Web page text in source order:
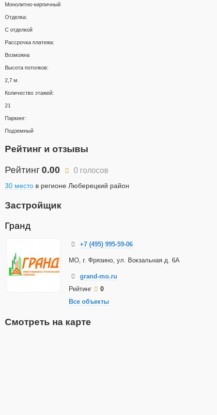
Монолитно-кирпичный
Отделка:
С отделкой
Рассрочка платежа:
Возможна
Высота потолков:
2,7 м.
Количество этажей:
21
Паркинг:
Подземный
Рейтинг и отзывы
Рейтинг0.00 0 голосов
30 место в регионе Люберецкий район
Застройщик
Гранд
+7 (495) 995-59-06
МО, г. Фрязино, ул. Вокзальная д. 6А
grand-mo.ru
Рейтинг
0
Все объекты
Смотреть на карте